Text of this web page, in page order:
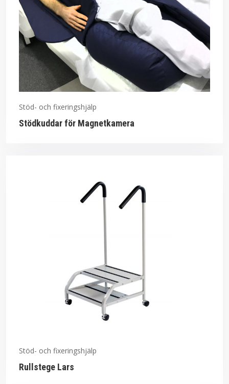
Stöd- och fixeringshjälp
Stödkuddar för Magnetkamera
Stöd- och fixeringshjälp
Rullstege Lars